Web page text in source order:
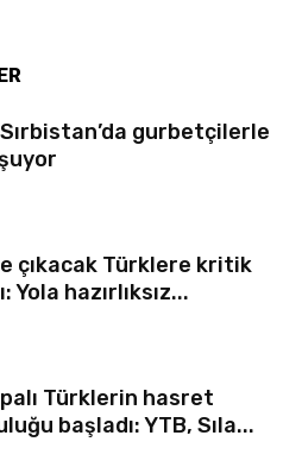
gurbetçilerle
çıkacak Türklere kritik
Yola hazırlıksız...
Türklerin hasret
başladı: YTB, Sıla...